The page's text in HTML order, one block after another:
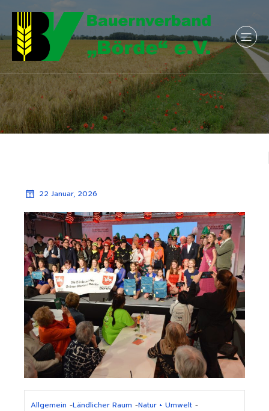
22 Januar, 2026
Allgemein -Ländlicher Raum -Natur + Umwelt -